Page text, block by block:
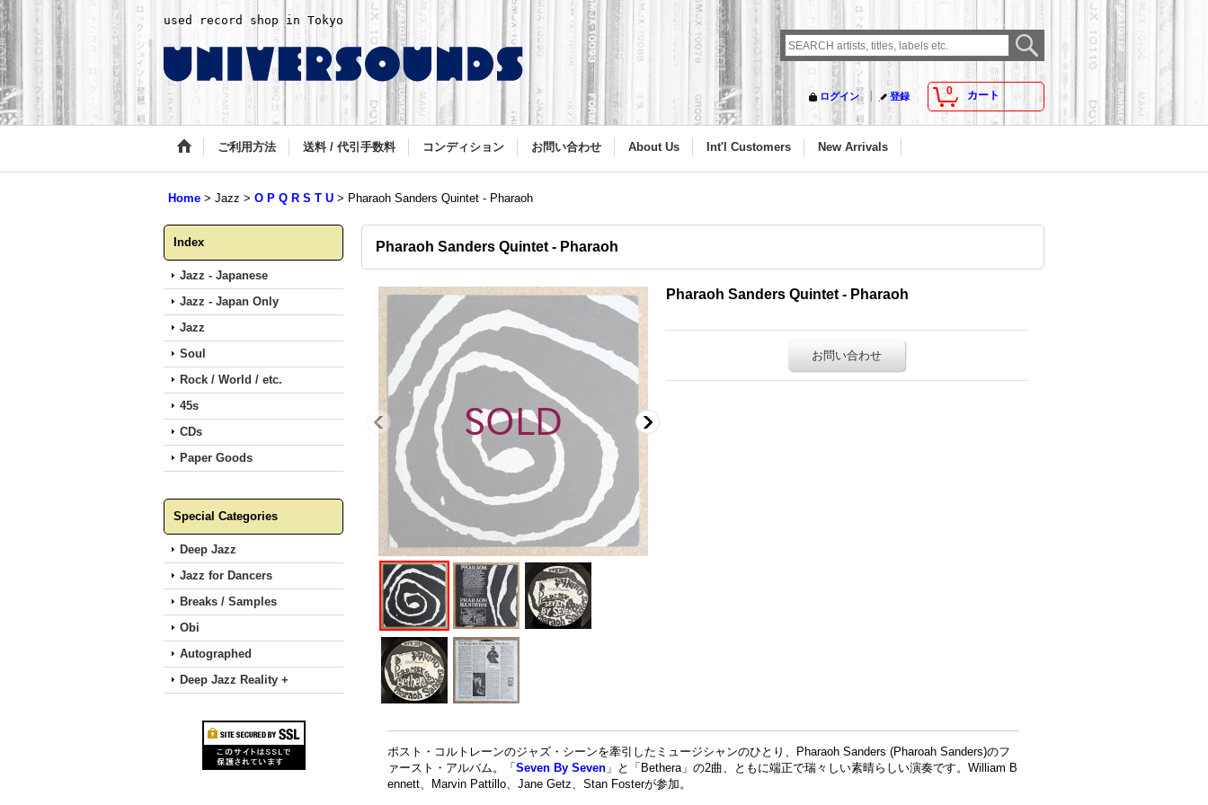
used record shop in Tokyo
0 カート
ログイン 登録
ご利用方法 送料 / 代引手数料 コンディション お問い合わせ About Us Int'l Customers New Arrivals
Home > Jazz > O P Q R S T U > Pharaoh Sanders Quintet - Pharaoh
Index
Jazz - Japanese
Jazz - Japan Only
Jazz
Soul
Rock / World / etc.
45s
CDs
Paper Goods
Special Categories
Deep Jazz
Jazz for Dancers
Breaks / Samples
Obi
Autographed
Deep Jazz Reality +
Pharaoh Sanders Quintet - Pharaoh
Pharaoh Sanders Quintet - Pharaoh
お問い合わせ
ポスト・コルトレーンのジャズ・シーンを牽引したミュージシャンのひとり、Pharaoh Sanders (Pharoah Sanders)のフ
ァースト・アルバム。「 Seven By Seven 」と「Bethera」の2曲、ともに端正で瑞々しい素晴らしい演奏です。William B
ennett、Marvin Pattillo、Jane Getz、Stan Fosterが参加。